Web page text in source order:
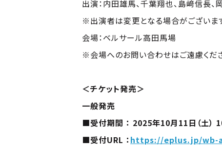
出演：内田雄馬、千葉翔也、島﨑信長
※出演者は変更となる場合がございま
会場：ベルサール高田馬場
※会場へのお問い合わせはご遠慮くだ
＜チケット発売＞
一般発売
■受付期間 ： 2025年10月11日（土）
■受付URL ： https://eplus.jp/wb-